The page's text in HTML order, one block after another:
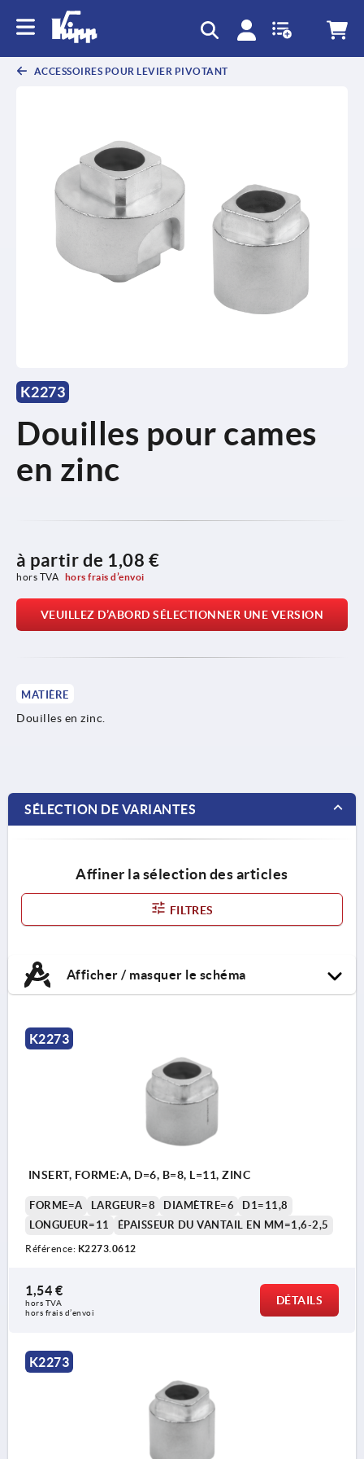
ACCESSOIRES POUR LEVIER PIVOTANT
K2273
Douilles pour cames
en zinc
à partir de 1,08 €
hors TVA hors frais d’envoi
VEUILLEZ D’ABORD SÉLECTIONNER UNE VERSION
MATIÈRE
Douilles en zinc.
SÉLECTION DE VARIANTES
Affiner la sélection des articles
FILTRES
Afficher / masquer le schéma
K2273
INSERT, FORME:A, D=6, B=8, L=11, ZINC
FORME=A LARGEUR=8 DIAMÈTRE=6
D1=11,8
LONGUEUR=11
ÉPAISSEUR DU VANTAIL EN MM=1,6-2,5
Référence: K2273.0612
1,54 €
hors TVA
hors frais d’envoi
DÉTAILS
K2273